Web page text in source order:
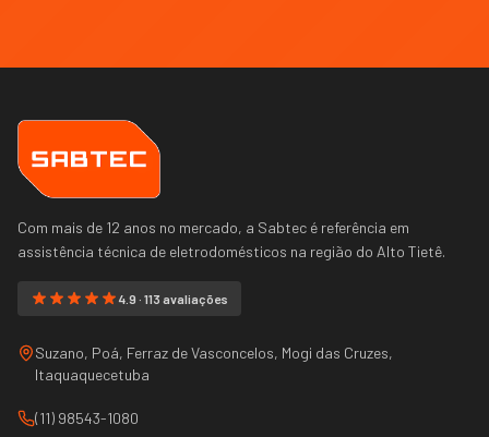
Com mais de 12 anos no mercado, a Sabtec é referência em
assistência técnica de eletrodomésticos na região do Alto Tietê.
4.9 · 113 avaliações
Suzano, Poá, Ferraz de Vasconcelos, Mogi das Cruzes,
Itaquaquecetuba
(11) 98543-1080